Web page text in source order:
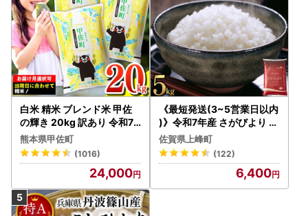
白米 精米 ブレンド米 甲佐
の輝き 20kg 訳あり 令和7
年産 【価格改定ZS】
熊本県甲佐町
(1016)
24,000
《最短発送(3~5営業日以内
)》令和7年産 さがびより 佐
賀県産（精米）5kg
佐賀県上峰町
(122)
6,400